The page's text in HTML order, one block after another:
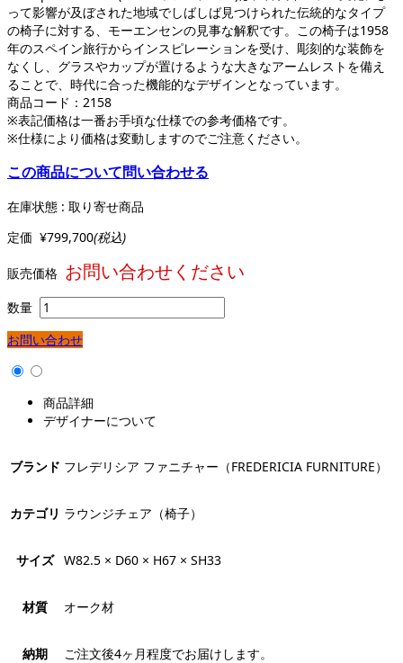
って影響が及ぼされた地域でしばしば見つけられた伝統的なタイプ
の椅子に対する、モーエンセンの見事な解釈です。この椅子は1958
年のスペイン旅行からインスピレーションを受け、彫刻的な装飾を
なくし、グラスやカップが置けるような大きなアームレストを備え
ることで、時代に合った機能的なデザインとなっています。
商品コード： 2158
※表記価格は一番お手頃な仕様での参考価格です。
※仕様により価格は変動しますのでご注意ください。
この商品について問い合わせる
在庫状態 : 取り寄せ商品
定価 ¥799,700(税込)
販売価格 お問い合わせください
数量
お問い合わせ
商品詳細
デザイナーについて
ブランド フレデリシア ファニチャー（FREDERICIA FURNITURE）
カテゴリ ラウンジチェア（椅子）
サイズ W82.5 × D60 × H67 × SH33
材質 オーク材
納期 ご注文後4ヶ月程度でお届けします。